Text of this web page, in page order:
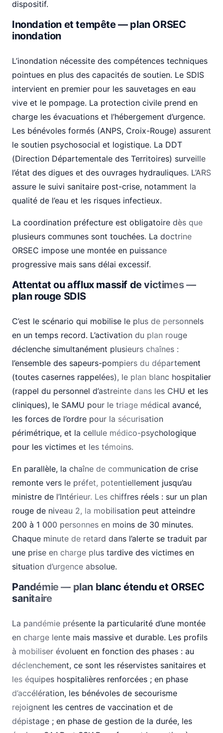
dispositif.
Inondation et tempête — plan ORSEC
inondation
L’inondation nécessite des compétences techniques
pointues en plus des capacités de soutien. Le SDIS
intervient en premier pour les sauvetages en eau
vive et le pompage. La protection civile prend en
charge les évacuations et l’hébergement d’urgence.
Les bénévoles formés (ANPS, Croix-Rouge) assurent
le soutien psychosocial et logistique. La DDT
(Direction Départementale des Territoires) surveille
l’état des digues et des ouvrages hydrauliques. L’ARS
assure le suivi sanitaire post-crise, notamment la
qualité de l’eau et les risques infectieux.
La coordination préfecture est obligatoire dès que
plusieurs communes sont touchées. La doctrine
ORSEC impose une montée en puissance
progressive mais sans délai excessif.
Attentat ou afflux massif de victimes —
plan rouge SDIS
C’est le scénario qui mobilise le plus de personnels
en un temps record. L’activation du plan rouge
déclenche simultanément plusieurs chaînes :
l’ensemble des sapeurs-pompiers du département
(toutes casernes rappelées), le plan blanc hospitalier
(rappel du personnel d’astreinte dans les CHU et les
cliniques), le SAMU pour le triage médical avancé,
les forces de l’ordre pour la sécurisation
périmétrique, et la cellule médico-psychologique
pour les victimes et les témoins.
En parallèle, la chaîne de communication de crise
remonte vers le préfet, potentiellement jusqu’au
ministre de l’Intérieur. Les chiffres réels : sur un plan
rouge de niveau 2, la mobilisation peut atteindre
200 à 1 000 personnes en moins de 30 minutes.
Chaque minute de retard dans l’alerte se traduit par
une prise en charge plus tardive des victimes en
situation d’urgence absolue.
Pandémie — plan blanc étendu et ORSEC
sanitaire
La pandémie présente la particularité d’une montée
en charge lente mais massive et durable. Les profils
à mobiliser évoluent en fonction des phases : au
déclenchement, ce sont les réservistes sanitaires et
les équipes hospitalières renforcées ; en phase
d’accélération, les bénévoles de secourisme
rejoignent les centres de vaccination et de
dépistage ; en phase de gestion de la durée, les